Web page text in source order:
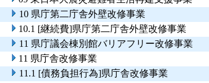
10 県庁第二庁舎外壁改修事業
10.1 [継続費]県庁第二庁舎外壁改修事業
11 県庁議会棟別館バリアフリー改修事業
11 県庁舎改修事業
11.1 [債務負担行為]県庁舎改修事業